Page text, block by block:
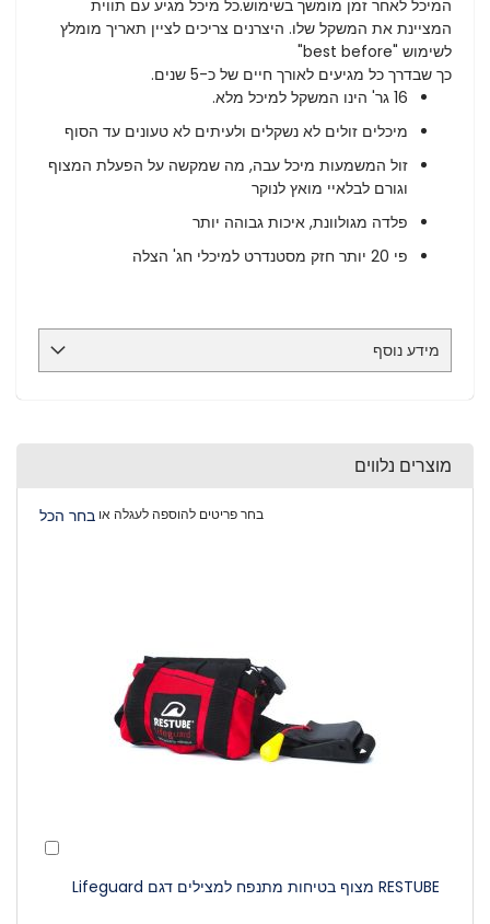
המיכל לאחר זמן מומשך בשימוש.כל מיכל מגיע עם תווית
המציינת את המשקל שלו. היצרנים צריכים לציין תאריך מומלץ
לשימוש "best before"
כך שבדרך כל מגיעים לאורך חיים של כ-5 שנים.
16 גר' הינו המשקל למיכל מלא.
מיכלים זולים לא נשקלים ולעיתים לא טעונים עד הסוף
זול המשמעות מיכל עבה, מה שמקשה על הפעלת המצוף
וגורם לבלאיי מואץ לנוקר
פלדה מגולוונת, איכות גבוהה יותר
פי 20 יותר חזק מסטנדרט למיכלי חג' הצלה
מידע נוסף
מוצרים נלווים
בחר פריטים להוספה לעגלה או בחר הכל
RESTUBE מצוף בטיחות מתנפח למצילים דגם Lifeguard
הוסף